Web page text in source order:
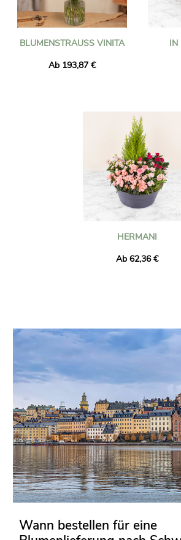
BLUMENSTRAUSS VINITA
Ab 193,87 €
IN
HERMANI
Ab 62,36 €
Wann bestellen für eine